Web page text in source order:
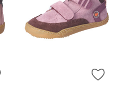
ZUR WUNSCHLISTE HINZUFÜGEN
ZUR